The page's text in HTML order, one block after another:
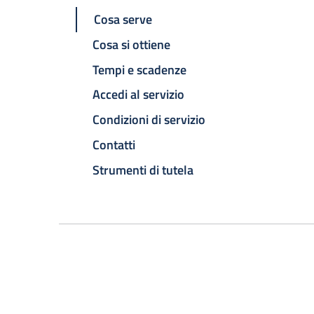
Cosa serve
Cosa si ottiene
Tempi e scadenze
Accedi al servizio
Condizioni di servizio
Contatti
Strumenti di tutela